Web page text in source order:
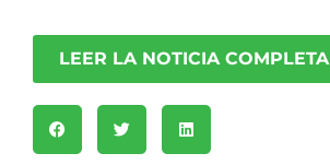
LEER LA NOTICIA COMPLETA